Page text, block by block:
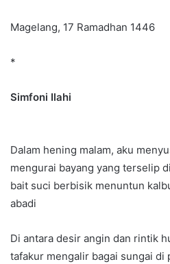
Magelang, 17 Ramadhan 1446
*
Simfoni Ilahi
Dalam hening malam, aku
mengurai bayang yang terselip
bait suci berbisik menuntun
abadi
Di antara desir angin dan rintik
tafakur mengalir bagai sungai di